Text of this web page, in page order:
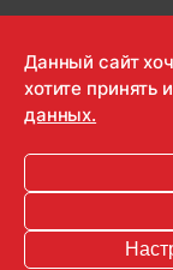
OOO "Радио-
Информация для
Данный сайт
хотите принять
данных.